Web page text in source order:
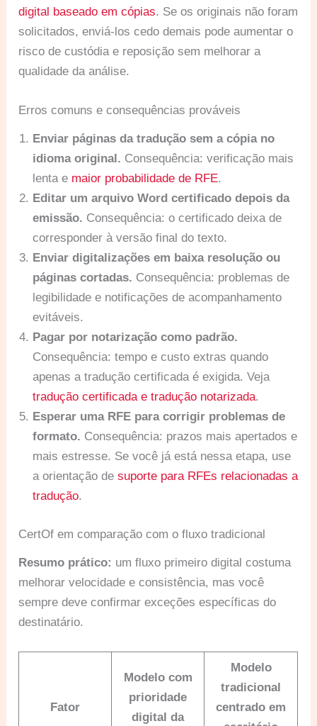
digital baseado em cópias. Se os originais não foram
solicitados, enviá-los cedo demais pode aumentar o
risco de custódia e reposição sem melhorar a
qualidade da análise.
Erros comuns e consequências prováveis
Enviar páginas da tradução sem a cópia no
idioma original. Consequência: verificação mais
lenta e maior probabilidade de RFE.
Editar um arquivo Word certificado depois da
emissão. Consequência: o certificado deixa de
corresponder à versão final do texto.
Enviar digitalizações em baixa resolução ou
páginas cortadas. Consequência: problemas de
legibilidade e notificações de acompanhamento
evitáveis.
Pagar por notarização como padrão.
Consequência: tempo e custo extras quando
apenas a tradução certificada é exigida. Veja
tradução certificada e tradução notarizada.
Esperar uma RFE para corrigir problemas de
formato. Consequência: prazos mais apertados e
mais estresse. Se você já está nessa etapa, use
a orientação desuporte para RFEs relacionadas a
tradução.
CertOf em comparação com o fluxo tradicional
Resumo prático: um fluxo primeiro digital costuma
melhorar velocidade e consistência, mas você
sempre deve confirmar exceções específicas do
destinatário.
Fator
Modelo com
prioridade
digital da
Modelo
tradicional
centrado em